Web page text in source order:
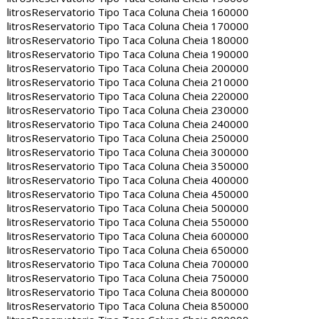
litrosReservatorio Tipo Taca Coluna Cheia 160000
litrosReservatorio Tipo Taca Coluna Cheia 170000
litrosReservatorio Tipo Taca Coluna Cheia 180000
litrosReservatorio Tipo Taca Coluna Cheia 190000
litrosReservatorio Tipo Taca Coluna Cheia 200000
litrosReservatorio Tipo Taca Coluna Cheia 210000
litrosReservatorio Tipo Taca Coluna Cheia 220000
litrosReservatorio Tipo Taca Coluna Cheia 230000
litrosReservatorio Tipo Taca Coluna Cheia 240000
litrosReservatorio Tipo Taca Coluna Cheia 250000
litrosReservatorio Tipo Taca Coluna Cheia 300000
litrosReservatorio Tipo Taca Coluna Cheia 350000
litrosReservatorio Tipo Taca Coluna Cheia 400000
litrosReservatorio Tipo Taca Coluna Cheia 450000
litrosReservatorio Tipo Taca Coluna Cheia 500000
litrosReservatorio Tipo Taca Coluna Cheia 550000
litrosReservatorio Tipo Taca Coluna Cheia 600000
litrosReservatorio Tipo Taca Coluna Cheia 650000
litrosReservatorio Tipo Taca Coluna Cheia 700000
litrosReservatorio Tipo Taca Coluna Cheia 750000
litrosReservatorio Tipo Taca Coluna Cheia 800000
litrosReservatorio Tipo Taca Coluna Cheia 850000